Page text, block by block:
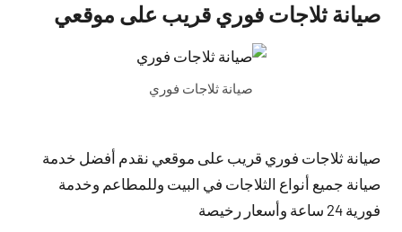
للاعلانات
الخدمية
صيانة ثلاجات فوري قريب على موقعي
صيانة ثلاجات فوري
صيانة ثلاجات فوري قريب على موقعي نقدم أفضل خدمة
صيانة جميع أنواع الثلاجات في البيت وللمطاعم وخدمة
فورية 24 ساعة وأسعار رخيصة